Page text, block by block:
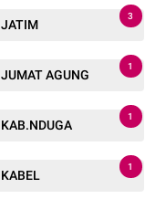
JATIM
3
JUMAT AGUNG
1
KAB.NDUGA
1
KABEL
1